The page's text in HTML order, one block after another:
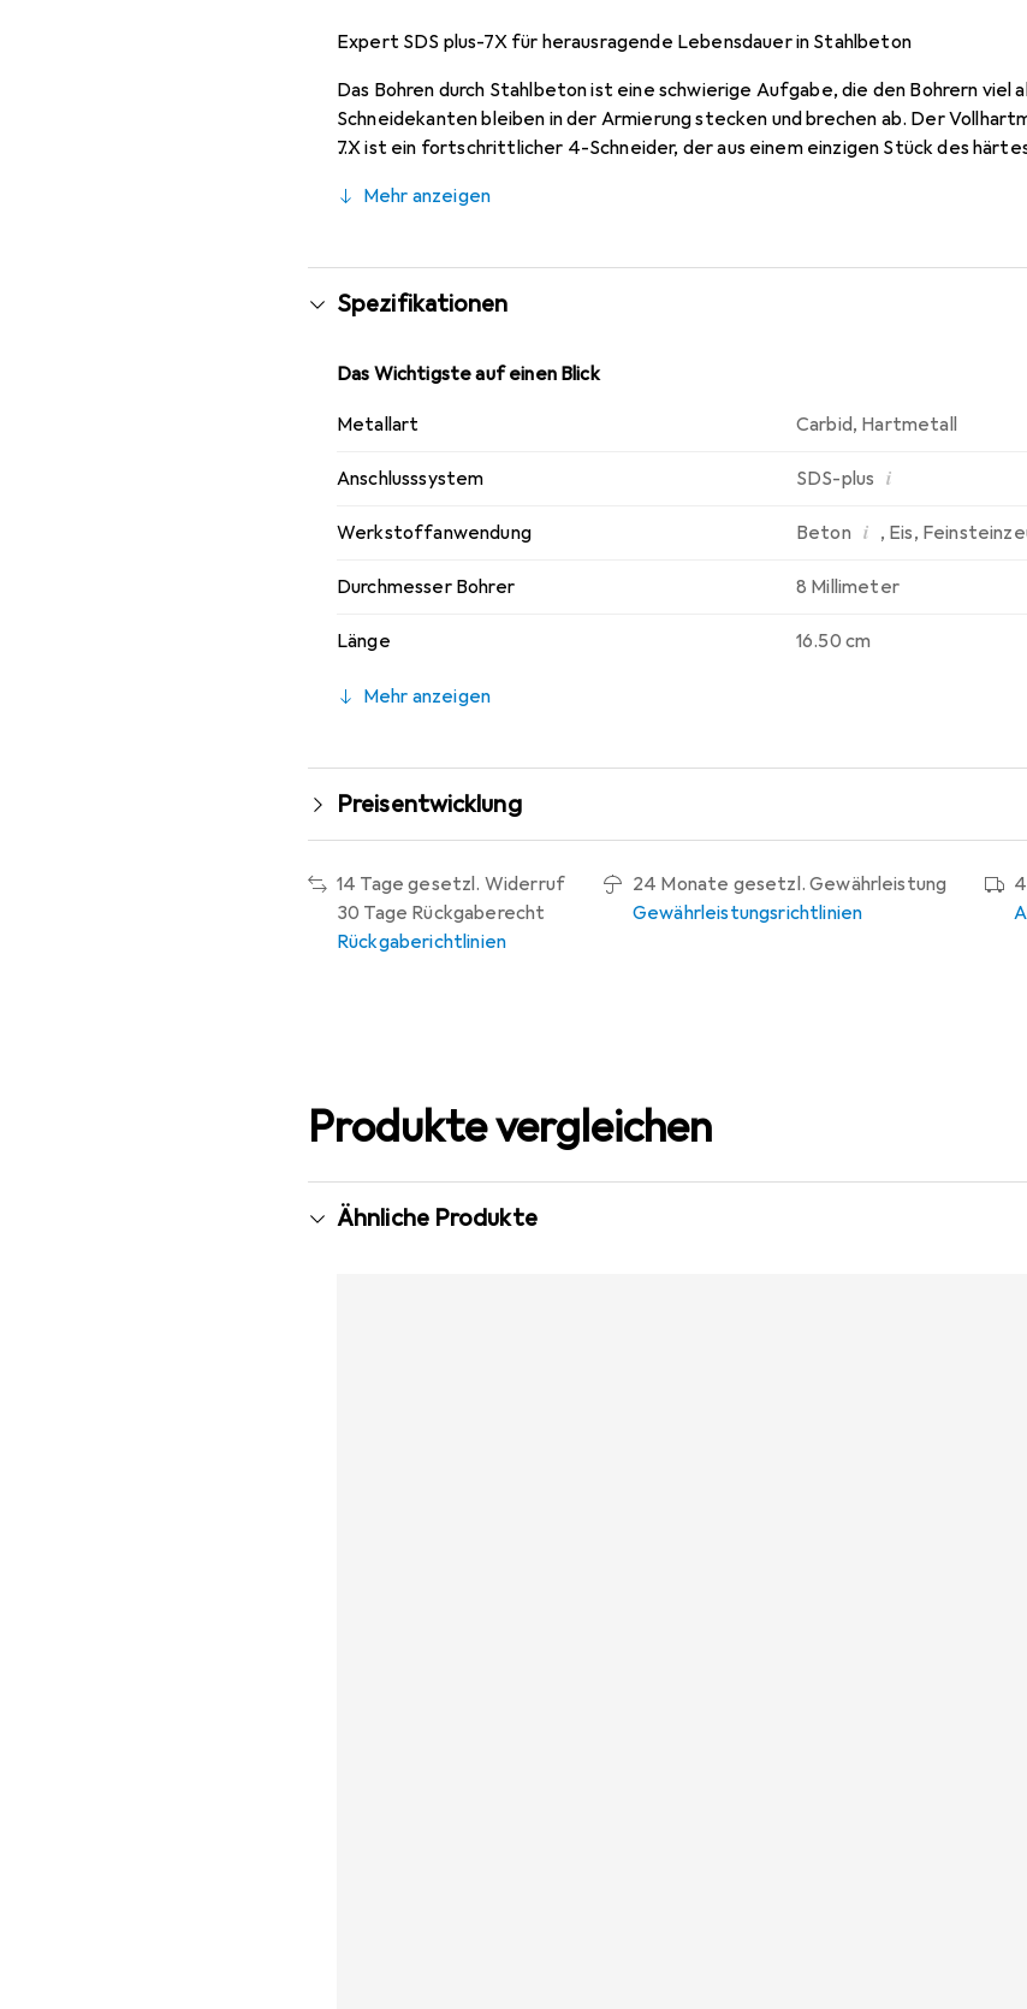
Expert SDS plus-7X für herausragende Lebensdauer in Stahlbeton
Das Bohren durch Stahlbeton ist eine schwierige Aufgabe, die den Bohrern viel
Schneidekanten bleiben in der Armierung stecken und brechen ab. Der
7X ist ein fortschrittlicher 4-Schneider, der aus einem einzigen Stück des
Mehr anzeigen
Spezifikationen
Das Wichtigste auf einen Blick
Metallart Carbid, Hartmetall
Anschlusssystem SDS-plus i
Werkstoffanwendung Beton i , Eis,
Durchmesser Bohrer 8 Millimeter
Länge 16.50 cm
Mehr anzeigen
Preisentwicklung
14 Tage gesetzl. Widerruf
30 Tage Rückgaberecht
Rückgaberichtlinien
24 Monate gesetzl. Gewährleistung
Gewährleistungsrichtlinien
Produkte vergleichen
Ähnliche Produkte